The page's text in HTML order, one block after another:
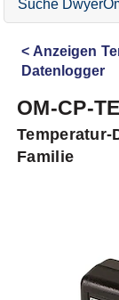
DwyerOmega
Anzeigen
Datenlogger
OM-CP-
Temperatur-
Familie